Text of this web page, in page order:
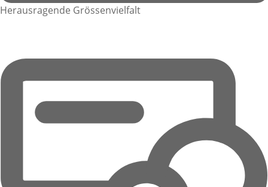
Herausragende Grössenvielfalt